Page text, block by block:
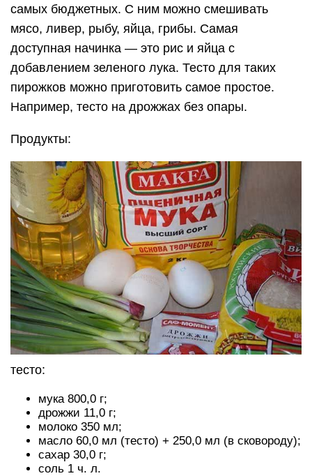
самых бюджетных. С ним можно смешивать
мясо, ливер, рыбу, яйца, грибы. Самая
доступная начинка — это рис и яйца с
добавлением зеленого лука. Тесто для таких
пирожков можно приготовить самое простое.
Например, тесто на дрожжах без опары.
Продукты:
тесто:
мука 800,0 г;
дрожжи 11,0 г;
молоко 350 мл;
масло 60,0 мл (тесто) + 250,0 мл (в сковороду);
сахар 30,0 г;
соль 1 ч. л.